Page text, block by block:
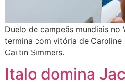
Duelo de campeãs mundiais no
termina com vitória de Caroline
Cailtin Simmers.
Italo domina